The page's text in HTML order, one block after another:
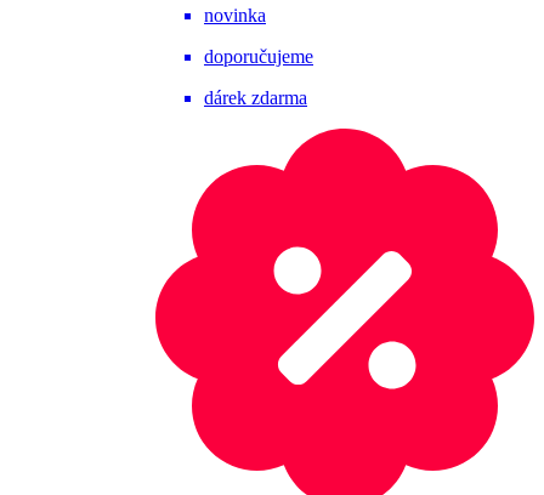
novinka
doporučujeme
dárek zdarma